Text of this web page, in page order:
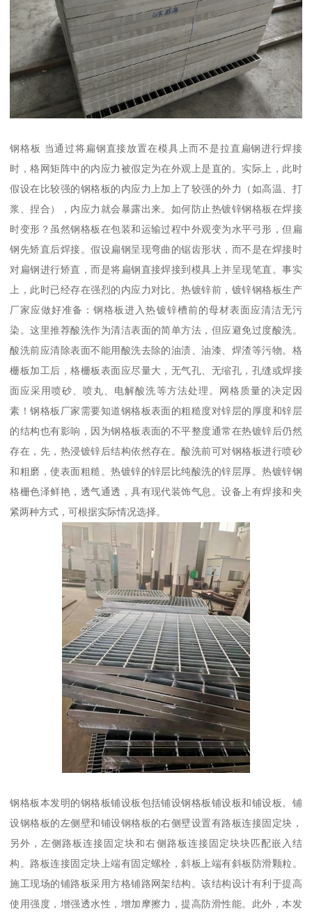
钢格板 当通过将扁钢直接放置在模具上而不是拉直扁钢进行焊接
时，格网矩阵中的内应力被假定为在外观上是直的。实际上，此时
假设在比较强的钢格板的内应力上加上了较强的外力（如高温、打
浆、捏合），内应力就会暴露出来。如何防止热镀锌钢格板在焊接
时变形？虽然钢格板在包装和运输过程中外观变为水平弓形，但扁
钢先矫直后焊接。假设扁钢呈现弯曲的锯齿形状，而不是在焊接时
对扁钢进行矫直，而是将扁钢直接焊接到模具上并呈现笔直。事实
上，此时已经存在强烈的内应力对比。热镀锌前，镀锌钢格板生产
厂家应做好准备：钢格板进入热镀锌槽前的母材表面应清洁无污
染。这里推荐酸洗作为清洁表面的简单方法，但应避免过度酸洗。
酸洗前应清除表面不能用酸洗去除的油渍、油漆、焊渣等污物。格
栅板加工后，格栅板表面应尽量大，无气孔、无缩孔，孔缝或焊接
面应采用喷砂、喷丸、电解酸洗等方法处理。网格质量的决定因
素！钢格板厂家需要知道钢格板表面的粗糙度对锌层的厚度和锌层
的结构也有影响，因为钢格板表面的不平整度通常在热镀锌后仍然
存在，先，热浸镀锌后结构依然存在。酸洗前可对钢格板进行喷砂
和粗磨，使表面粗糙。热镀锌的锌层比纯酸洗的锌层厚。热镀锌钢
格栅色泽鲜艳，透气通透，具有现代装饰气息。设备上有焊接和夹
紧两种方式，可根据实际情况选择。
钢格板本发明的钢格板铺设板包括铺设钢格板铺设板和铺设板。铺
设钢格板的左侧壁和铺设钢格板的右侧壁设置有路板连接固定块，
另外，左侧路板连接固定块和右侧路板连接固定块块匹配嵌入结
构。路板连接固定块上端有固定螺栓，斜板上端有斜板防滑颗粒。
施工现场的铺路板采用方格铺路网架结构。该结构设计有利于提高
使用强度，增强透水性，增加摩擦力，提高防滑性能。此外，本发